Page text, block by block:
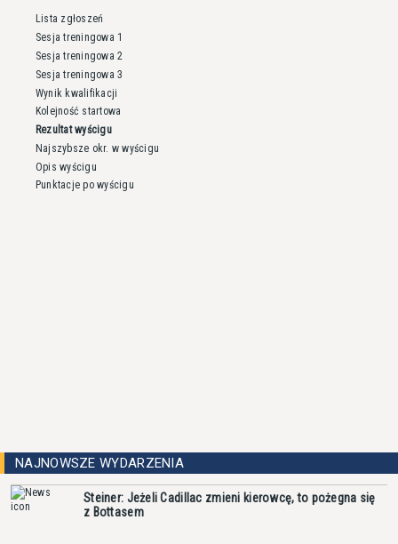
Lista zgłoszeń
Sesja treningowa 1
Sesja treningowa 2
Sesja treningowa 3
Wynik kwalifikacji
Kolejność startowa
Rezultat wyścigu
Najszybsze okr. w wyścigu
Opis wyścigu
Punktacje po wyścigu
NAJNOWSZE WYDARZENIA
Steiner: Jeżeli Cadillac zmieni kierowcę, to pożegna się
z Bottasem